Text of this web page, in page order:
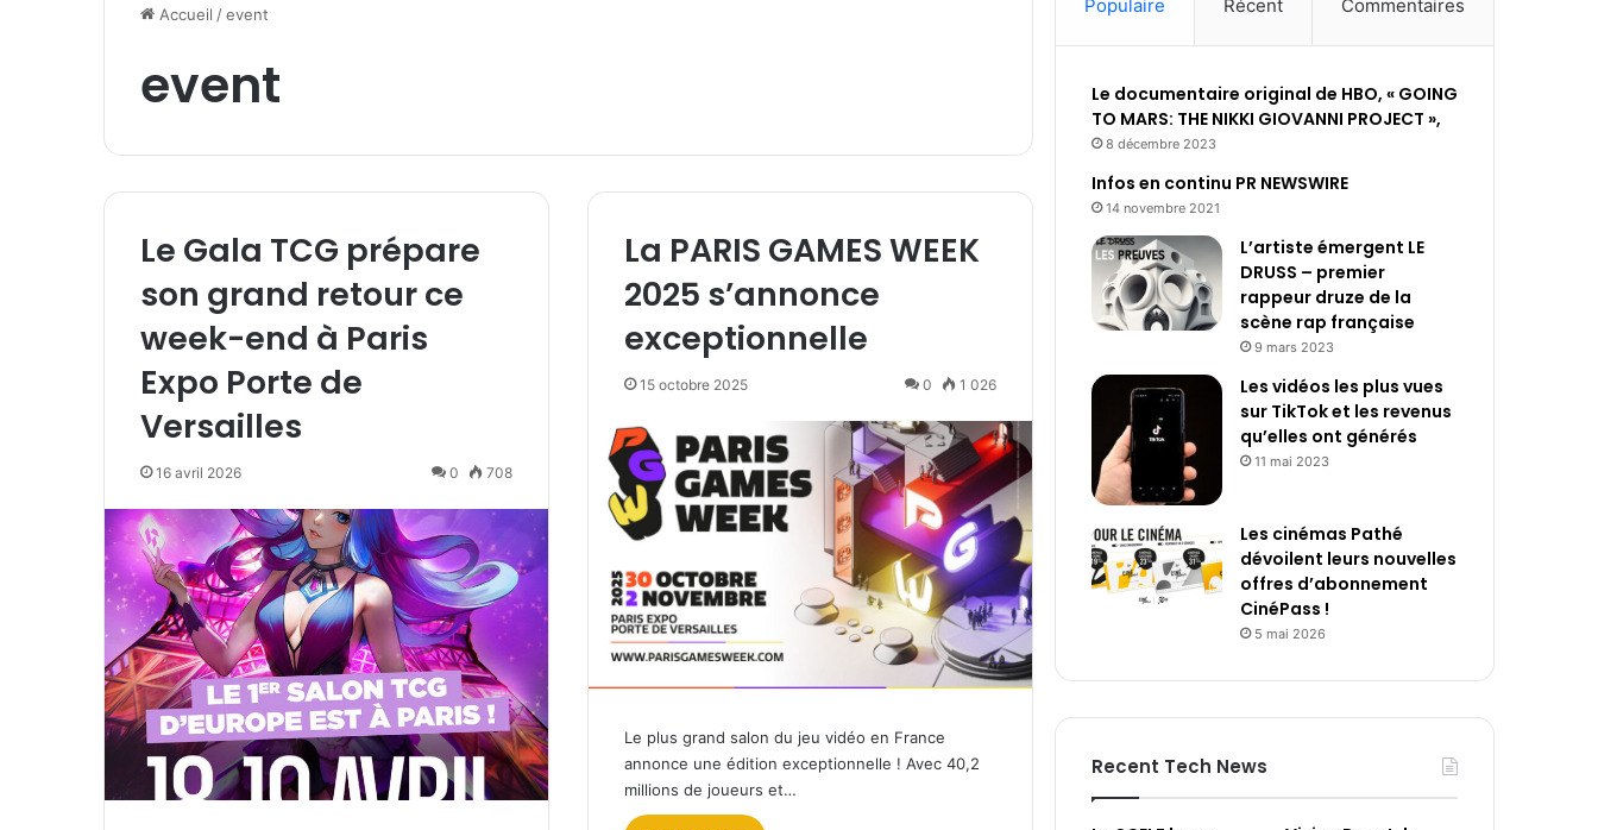
Accueil /event
event
Le Gala TCG prépare
son grand retour ce
week-end à Paris
Expo Porte de
Versailles
16 avril 2026 0 708
La PARIS GAMES WEEK
2025 s’annonce
exceptionnelle
15 octobre 2025 0 1 026
Le plus grand salon du jeu vidéo en France
annonce une édition exceptionnelle ! Avec 40,2
millions de joueurs et…
Populaire Récent Commentaires
Le documentaire original de HBO, « GOING
TO MARS: THE NIKKI GIOVANNI PROJECT »,
8 décembre 2023
Infos en continu PR NEWSWIRE
14 novembre 2021
L’artiste émergent LE
DRUSS – premier
rappeur druze de la
scène rap française
9 mars 2023
Les vidéos les plus vues
sur TikTok et les revenus
qu’elles ont générés
11 mai 2023
Les cinémas Pathé
dévoilent leurs nouvelles
offres d’abonnement
CinéPass !
5 mai 2026
Recent Tech News